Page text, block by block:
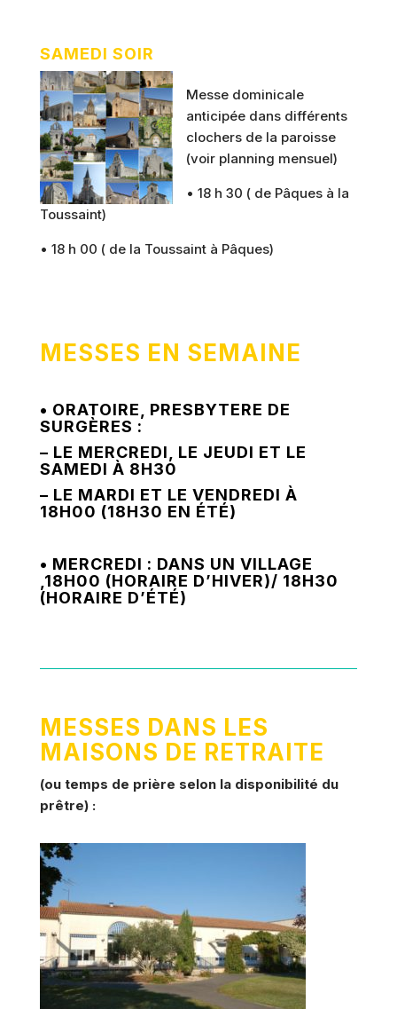
SAMEDI SOIR
Messe dominicale
anticipée dans différents
clochers de la paroisse
(voir planning mensuel)
• 18 h 30 ( de Pâques à la
Toussaint)
• 18 h 00 ( de la Toussaint à Pâques)
MESSES EN SEMAINE
• ORATOIRE, PRESBYTERE DE
SURGÈRES :
– LE MERCREDI, LE JEUDI ET LE
SAMEDI À 8H30
– LE MARDI ET LE VENDREDI À
18H00 (18H30 EN ÉTÉ)
• MERCREDI : DANS UN VILLAGE
,18H00 (HORAIRE D’HIVER)/ 18H30
(HORAIRE D’ÉTÉ)
MESSES DANS LES
MAISONS DE RETRAITE
(ou temps de prière selon la disponibilité du
prêtre) :